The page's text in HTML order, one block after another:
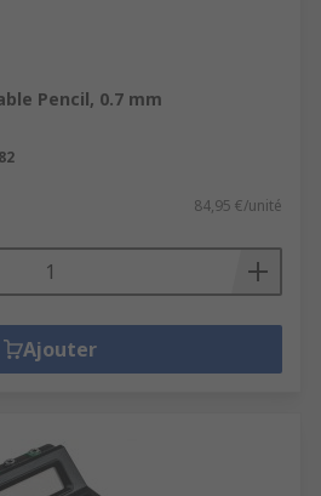
Pencil, 0.7 mm
84,95 €/unité
Ajouter